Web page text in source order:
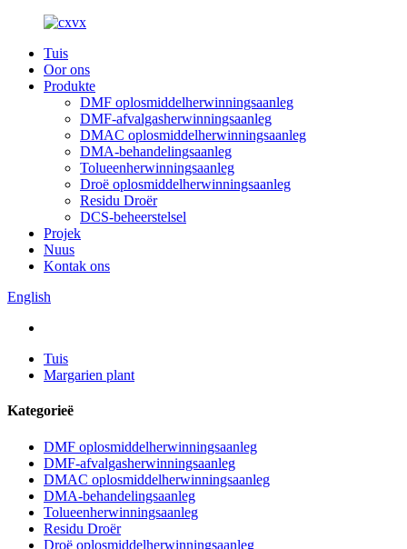
Tuis
Oor ons
Produkte
DMF oplosmiddelherwinningsaanleg
DMF-afvalgasherwinningsaanleg
DMAC oplosmiddelherwinningsaanleg
DMA-behandelingsaanleg
Tolueenherwinningsaanleg
Droë oplosmiddelherwinningsaanleg
Residu Droër
DCS-beheerstelsel
Projek
Nuus
Kontak ons
English
Tuis
Margarien plant
Kategorieë
DMF oplosmiddelherwinningsaanleg
DMF-afvalgasherwinningsaanleg
DMAC oplosmiddelherwinningsaanleg
DMA-behandelingsaanleg
Tolueenherwinningsaanleg
Residu Droër
Droë oplosmiddelherwinningsaanleg